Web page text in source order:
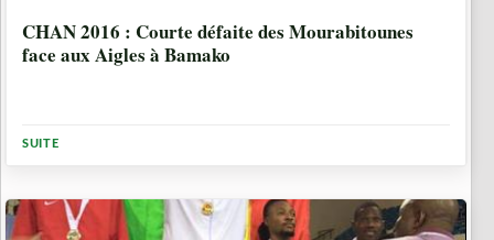
CHAN 2016 : Courte défaite des Mourabitounes
face aux Aigles à Bamako
SUITE